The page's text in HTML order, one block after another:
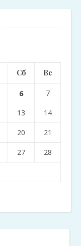
Сб Вс
6 7
13 14
20 21
27 28